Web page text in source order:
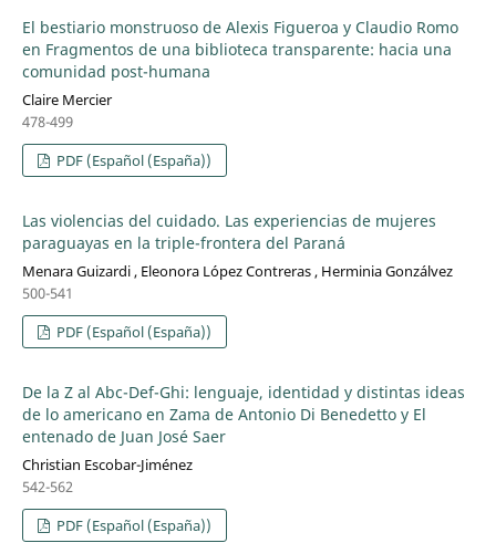
El bestiario monstruoso de Alexis Figueroa y Claudio Romo
en Fragmentos de una biblioteca transparente: hacia una
comunidad post-humana
Claire Mercier
478-499
PDF (Español (España))
Las violencias del cuidado. Las experiencias de mujeres
paraguayas en la triple-frontera del Paraná
Menara Guizardi , Eleonora López Contreras , Herminia Gonzálvez
500-541
PDF (Español (España))
De la Z al Abc-Def-Ghi: lenguaje, identidad y distintas ideas
de lo americano en Zama de Antonio Di Benedetto y El
entenado de Juan José Saer
Christian Escobar-Jiménez
542-562
PDF (Español (España))